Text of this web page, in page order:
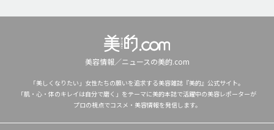
美容情報／ニュースの美的.com
「美しくなりたい」女性たちの願いを追求する美容雑誌『美的』公式サイト。
「肌・心・体のキレイは自分で磨く」をテーマに美的本誌で活躍中の美容レポーターが
プロの視点でコスメ・美容情報を発信します。